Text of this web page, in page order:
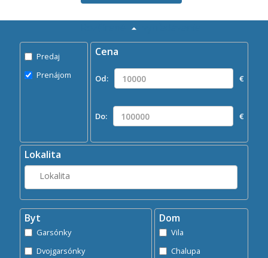
Hľadaj
Predaj
Prenájom
Cena
Od: €
Do: €
Lokalita
Byt
Garsónky
Dvojgarsónky
Dom
Vila
Chalupa